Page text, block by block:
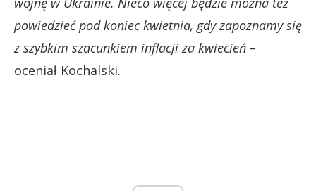
powiedzieć pod koniec kwietnia, gdy zapoznamy się
z szybkim szacunkiem inflacji za kwiecień –
oceniał Kochalski.